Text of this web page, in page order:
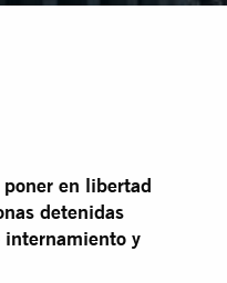
en libertad
detenidas
internamiento y